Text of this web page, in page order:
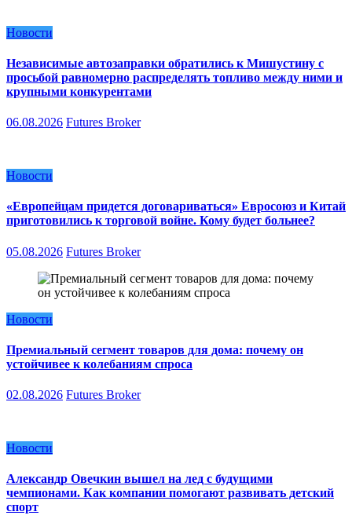
Новости
Независимые автозаправки обратились к Мишустину с
просьбой равномерно распределять топливо между ними и
крупными конкурентами
06.08.2026 Futures Broker
Новости
«Европейцам придется договариваться» Евросоюз и Китай
приготовились к торговой войне. Кому будет больнее?
05.08.2026 Futures Broker
Новости
Премиальный сегмент товаров для дома: почему он
устойчивее к колебаниям спроса
02.08.2026 Futures Broker
Новости
Александр Овечкин вышел на лед с будущими
чемпионами. Как компании помогают развивать детский
спорт